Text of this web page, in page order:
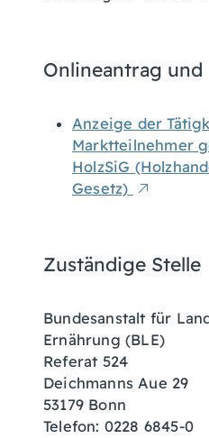
Onlineantrag
Anzeige der
Marktteilnehmer
HolzSiG
Gesetz)
Zuständige Stelle
Bundesanstalt für
Ernährung (BLE)
Referat 524
Deichmanns Aue 29
53179 Bonn
Telefon: 0228 6845-0